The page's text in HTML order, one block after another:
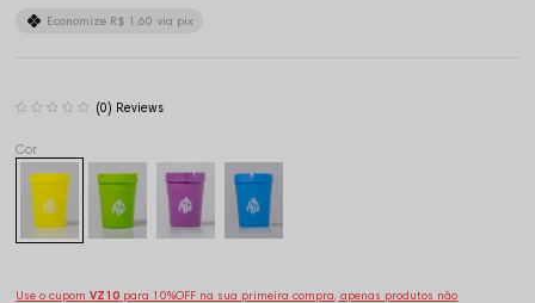
Economize R$ 1,60 via pix
(0)
Use o cupomVZ10 para 10%OFF na sua primeira compra, apenas produtos não